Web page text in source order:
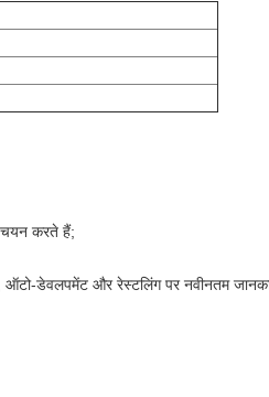
चयन करते हैं;
ऑटो-डेवलपमेंट और रेस्टलिंग पर नवीनतम